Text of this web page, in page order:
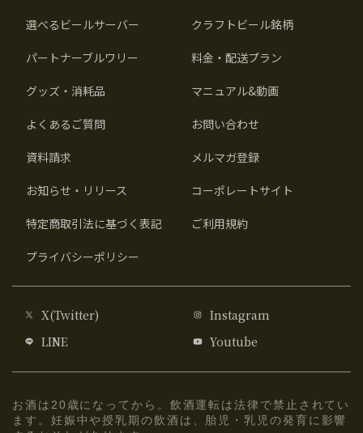
選べるビールサーバー クラフトビール銘柄
パートナーブルワリー 料金・配送プラン
グッズ・消耗品 マニュアル&動画
よくあるご質問 お問い合わせ
資料請求 メルマガ登録
お知らせ・リリース コーポレートサイト
特定商取引法に基づく表記 ご利用規約
プライバシーポリシー
X(Twitter)
Instagram
LINE
Youtube
お酒は20歳になってから。飲酒運転は法律で禁止されてい
ます。妊娠中や授乳期の飲酒は、胎児・乳児の発育に影響